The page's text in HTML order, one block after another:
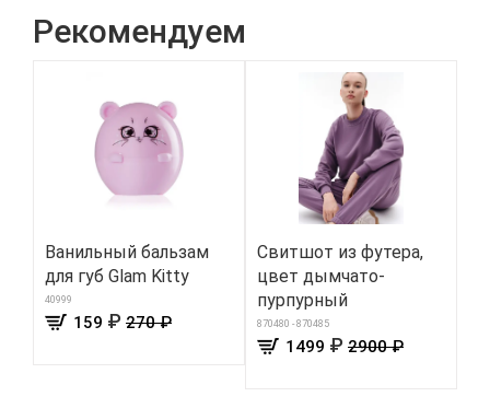
Рекомендуем
Ванильный бальзам
для губ Glam Kitty
40999
159 ₽ 270 ₽
Свитшот из футера,
цвет дымчато-
пурпурный
870480 - 870485
1499 ₽ 2900 ₽